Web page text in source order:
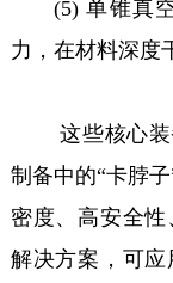
(5) 单锥真空
力，在材料深度
这些核心装备
制备中的“卡脖
密度、高安全
解决方案，可